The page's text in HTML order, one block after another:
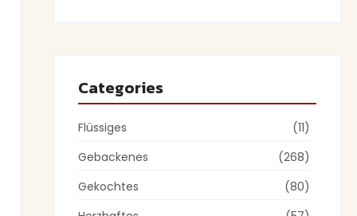
Categories
Flüssiges
(11)
Gebackenes
(268)
Gekochtes
(80)